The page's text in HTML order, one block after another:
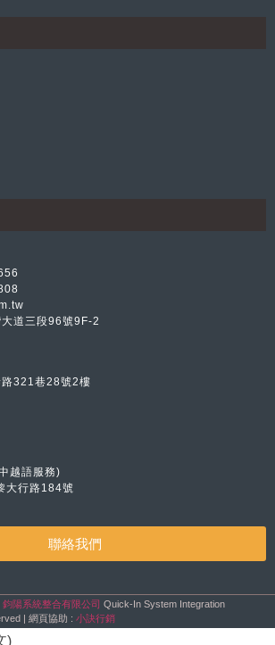
道三段96號9F-2
321巷28號2樓
越語服務)
大行路184號
聯絡我們
鈞陽系統整合有限公司 Quick-In System Integration
| 網頁協助 :小訣行銷
)